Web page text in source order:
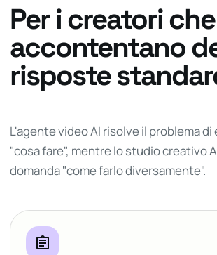
Per i creatori
accontentano
risposte
L'agente video AI risolve il problema di
"cosa fare", mentre lo studio creativo
domanda "come farlo diversamente".
assignment